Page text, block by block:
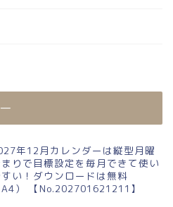
年12月カレンダーは縦型月曜
りで目標設定を毎月できて使い
い！ダウンロードは無料
A4） 【No.202701621211】